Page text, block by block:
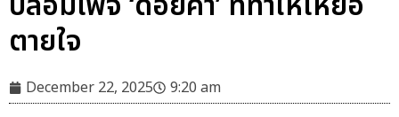
ตายใจ
December 22, 2025 9:20 am